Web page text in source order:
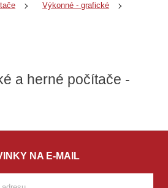
Výkonné - grafické
a herné počítače -
NA E-MAIL